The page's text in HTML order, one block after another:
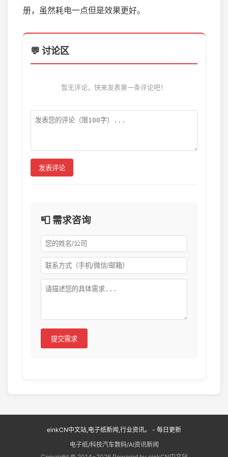
册，虽然耗电一点但是效果更好。
💬 讨论区
暂无评论，快来发表第一条评论吧！
发表评论
📮 需求咨询
提交需求
einkCN中文站,电子纸新闻,行业资讯。 - 每日更新
电子纸/科技汽车数码/AI资讯新闻